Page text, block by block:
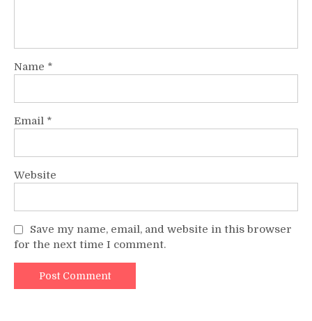
Name *
Email *
Website
Save my name, email, and website in this browser
for the next time I comment.